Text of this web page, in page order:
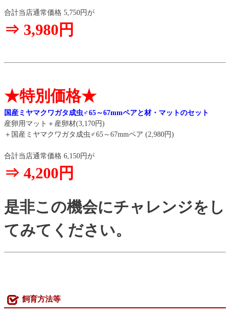
合計当店通常価格 5,750円が
⇒ 3,980円
★特別価格★
国産ミヤマクワガタ成虫♂65～67mmペアと材・マットのセット
産卵用マット＋産卵材(3,170円)
＋国産ミヤマクワガタ成虫♂65～67mmペア (2,980円)
合計当店通常価格 6,150円が
⇒ 4,200円
是非この機会にチャレンジをし
てみてください。
飼育方法等